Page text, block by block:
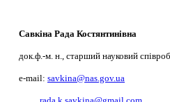
Савкіна Рада Костянтинівна
док.ф.-м. н., старший науковий
e-mail: savkina@nas.gov.ua